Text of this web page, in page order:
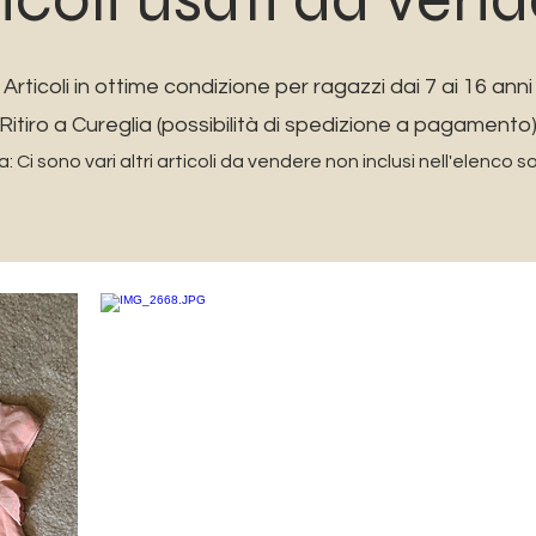
Articoli in ottime condizione per ragazzi dai 7 ai 16 anni
a Cureglia (possibilità di spedizione a pagamento)
Ci sono vari altri articoli da vendere non inclusi nell'elenco